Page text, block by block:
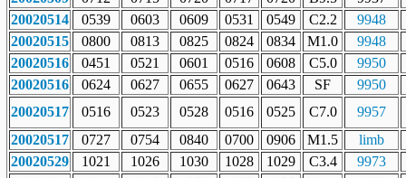
20020514
0539 0603 0609 0531 0549 C2.2
9948
20020515
0800 0813 0825 0824 0834 M1.0
9948
20020516
0451 0521 0601 0516 0608 C5.0
9950
20020516
0624 0627 0655 0627 0643 SF
9950
20020517
0516 0523 0528 0516 0525 C7.0
9957
20020517
0727 0754 0840 0700 0906 M1.5
limb
20020529
1021 1026 1030 1028 1029 C3.4
9973